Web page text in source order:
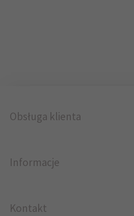
Obsługa klienta
Informacje
Kontakt